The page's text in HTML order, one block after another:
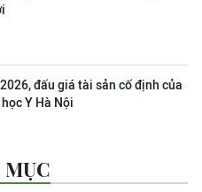
đấu giá tài sản cố định của
Y Hà Nội
MỤC